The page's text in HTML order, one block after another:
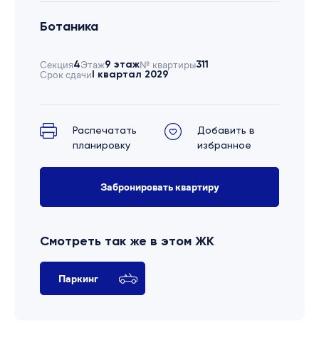
Ботаника
Секция4Этаж9 этаж№ квартиры311
Срок сдачиI квартал 2029
Распечатать
планировку
Добавить в
избранное
Забронировать квартиру
Смотреть так же в этом ЖК
Паркинг